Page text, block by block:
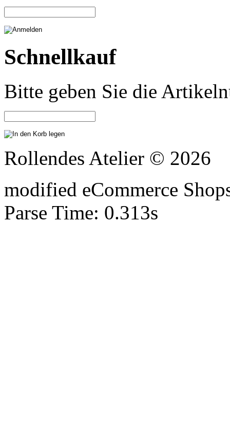
Schnellkauf
Bitte geben Sie die
Rollendes Atelier © 2026
modified eCommerce
Parse Time: 0.313s